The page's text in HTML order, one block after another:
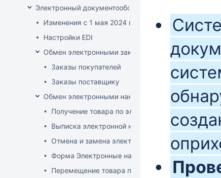
Электронный документооборот (РБ)
Изменения с 1 мая 2024 года
Настройки EDI
Обмен электронными заказами
Заказы покупателей
Заказы поставщику
Обмен электронными накладными
Получение товара по электронной накладной
Выписка электронной накладной
Отмена и замена электронной накладной
Форма Электронные накладные EDI
Перемещение товара по электронной накладной